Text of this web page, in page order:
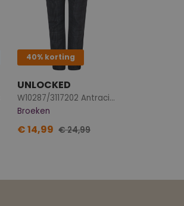
40% korting
UNLOCKED
W10287/3117202 Antraciet
Broeken
€ 14,99 € 24,99